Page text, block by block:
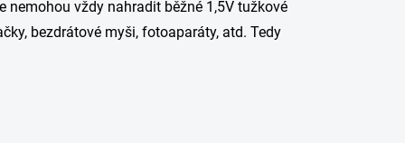
vždy nahradit běžné 1,5V tužkové
bezdrátové myši, fotoaparáty, atd. Tedy